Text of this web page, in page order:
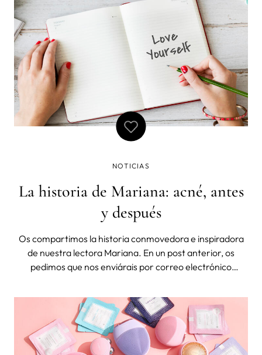
buscas música para relajarte
NOTICIAS
La historia de Mariana: acné, antes
y después
Os compartimos la historia conmovedora e inspiradora
de nuestra lectora Mariana. En un post anterior, os
pedimos que nos enviárais por correo electrónico
habéis conseguido encontrar una rutina de cuidado de la
piel adecuada a vuestras necesidade